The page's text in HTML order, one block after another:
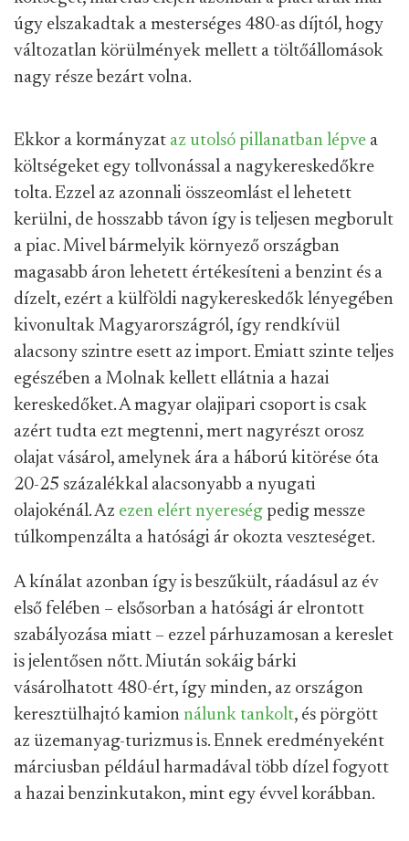
úgy elszakadtak a mesterséges 480-as díjtól, hogy
változatlan körülmények mellett a töltőállomások
nagy része bezárt volna.
Ekkor a kormányzat az utolsó pillanatban lépve a
költségeket egy tollvonással a nagykereskedőkre
tolta. Ezzel az azonnali összeomlást el lehetett
kerülni, de hosszabb távon így is teljesen megborult
a piac. Mivel bármelyik környező országban
magasabb áron lehetett értékesíteni a benzint és a
dízelt, ezért a külföldi nagykereskedők lényegében
kivonultak Magyarországról, így rendkívül
alacsony szintre esett az import. Emiatt szinte teljes
egészében a Molnak kellett ellátnia a hazai
kereskedőket. A magyar olajipari csoport is csak
azért tudta ezt megtenni, mert nagyrészt orosz
olajat vásárol, amelynek ára a háború kitörése óta
20-25 százalékkal alacsonyabb a nyugati
olajokénál. Az ezen elért nyereség pedig messze
túlkompenzálta a hatósági ár okozta veszteséget.
A kínálat azonban így is beszűkült, ráadásul az év
első felében – elsősorban a hatósági ár elrontott
szabályozása miatt – ezzel párhuzamosan a kereslet
is jelentősen nőtt. Miután sokáig bárki
vásárolhatott 480-ért, így minden, az országon
keresztülhajtó kamion nálunk tankolt, és pörgött
az üzemanyag-turizmus is. Ennek eredményeként
márciusban például harmadával több dízel fogyott
a hazai benzinkutakon, mint egy évvel korábban.